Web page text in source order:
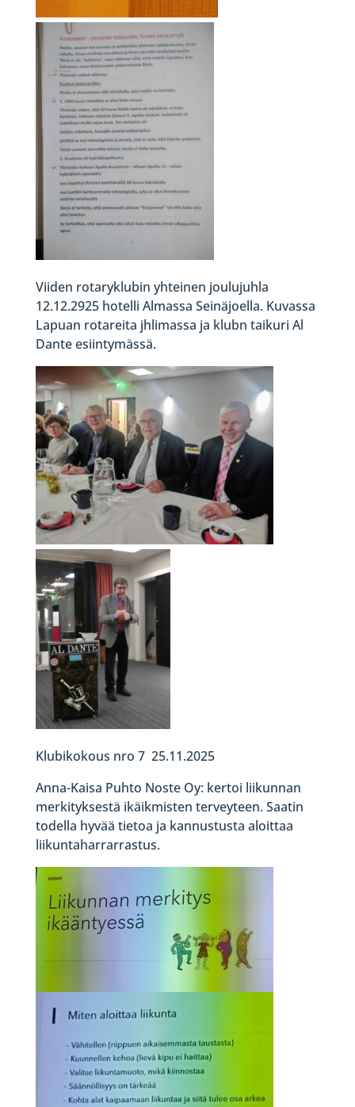
Viiden rotaryklubin yhteinen joulujuhla
12.12.2925 hotelli Almassa Seinäjoella. Kuvassa
Lapuan rotareita jhlimassa ja klubn taikuri Al
Dante esiintymässä.
Klubikokous nro 7 25.11.2025
Anna-Kaisa Puhto Noste Oy: kertoi liikunnan
merkityksestä ikäikmisten terveyteen. Saatin
todella hyvää tietoa ja kannustusta aloittaa
liikuntaharrarrastus.